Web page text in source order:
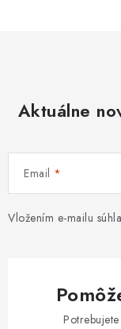
Aktuálne
Email
Vložením e-mailu